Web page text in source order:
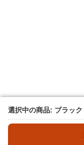
選択中の商品: ブラック
選択中の商品: ブラック